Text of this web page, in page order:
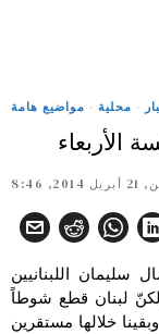
· محلية · مواضيع هامة
الأربعاء
8:46
سليمان اللبنانيين
لبنان قطع شوطاً
خلالها مستقرين